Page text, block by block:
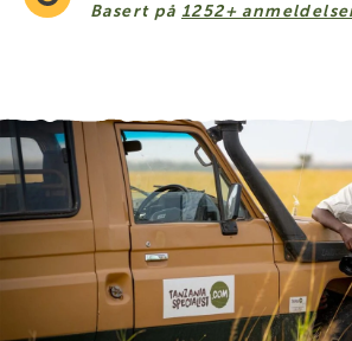
Basert på1252+